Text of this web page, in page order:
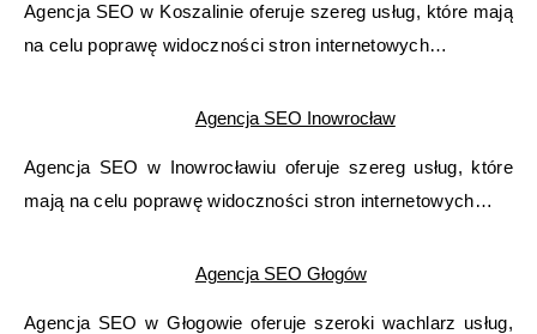
Agencja SEO w Koszalinie oferuje szereg usług, które mają
na celu poprawę widoczności stron internetowych…
Agencja SEO Inowrocław
Agencja SEO w Inowrocławiu oferuje szereg usług, które
mają na celu poprawę widoczności stron internetowych…
Agencja SEO Głogów
Agencja SEO w Głogowie oferuje szeroki wachlarz usług,